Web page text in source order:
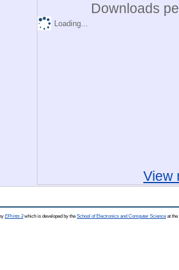
Downloads
Loading...
View
EPrints 3which is developed by the School of Electronics and Computer Science at